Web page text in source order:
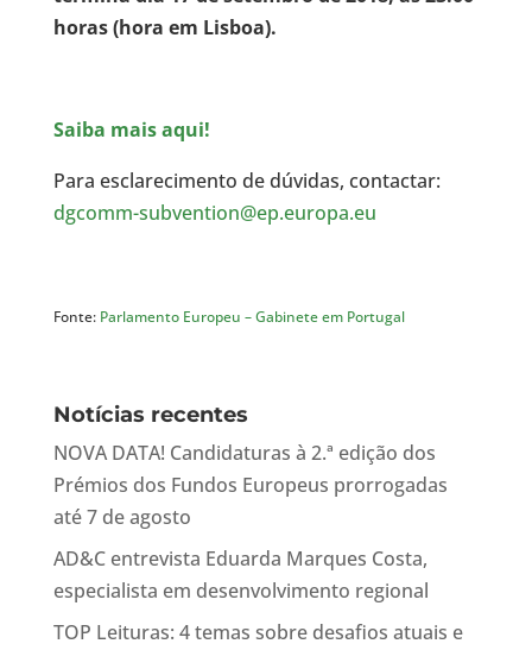
horas (hora em Lisboa).
Saiba mais aqui!
Para esclarecimento de dúvidas, contactar:
dgcomm-subvention@ep.europa.eu
Fonte: Parlamento Europeu – Gabinete em Portugal
Notícias recentes
NOVA DATA! Candidaturas à 2.ª edição dos
Prémios dos Fundos Europeus prorrogadas
até 7 de agosto
AD&C entrevista Eduarda Marques Costa,
especialista em desenvolvimento regional
TOP Leituras: 4 temas sobre desafios atuais e